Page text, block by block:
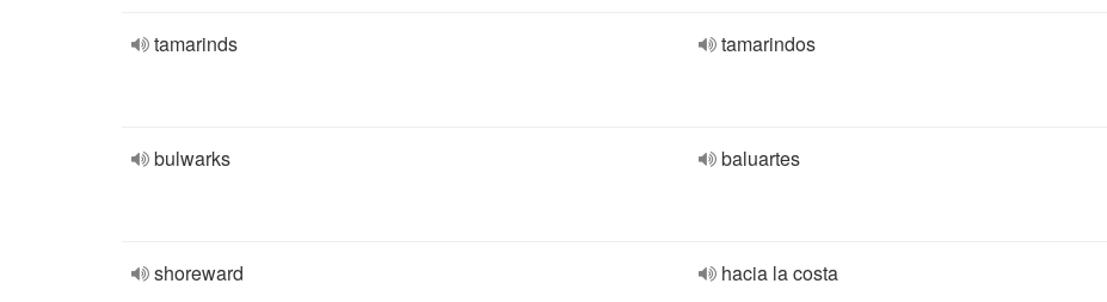
tamarinds tamarindos
bulwarks baluartes
shoreward hacia la costa